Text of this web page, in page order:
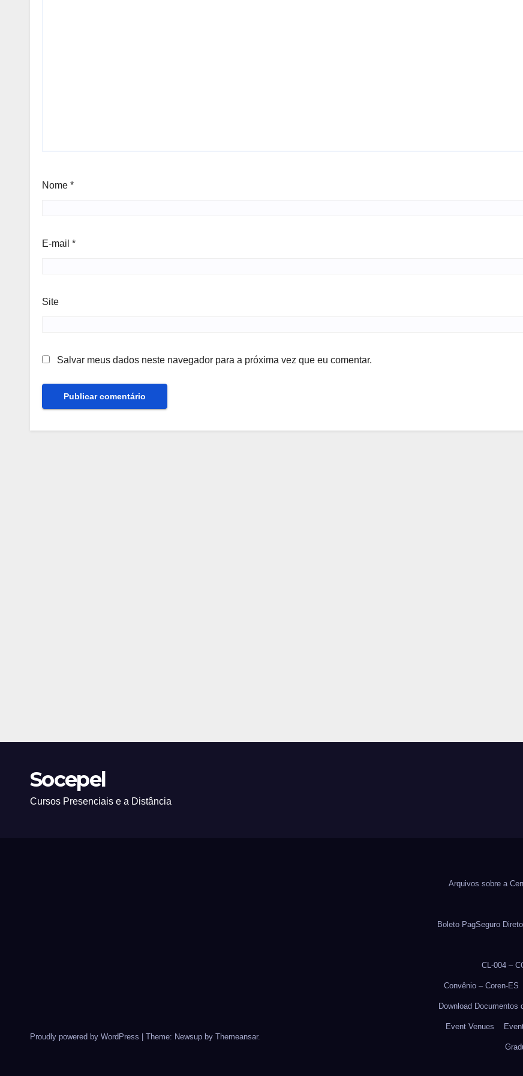
Nome *
E-mail *
Site
Salvar meus dados neste navegador para a próxima vez que eu comentar.
Socepel
Cursos Presenciais e a Distância
Proudly powered by WordPress Theme: Newsup by Themeansar.
Arquivos sobre a
Boleto PagSeguro
CL-004 –
Convênio – Coren-ES
Download Documentos
Event Venues